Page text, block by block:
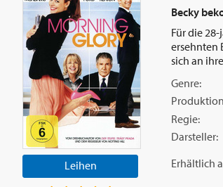
Leihen
Becky
Für die
ersehnten
sich an
Genre:
Regie:
Darsteller:
Erhältlich